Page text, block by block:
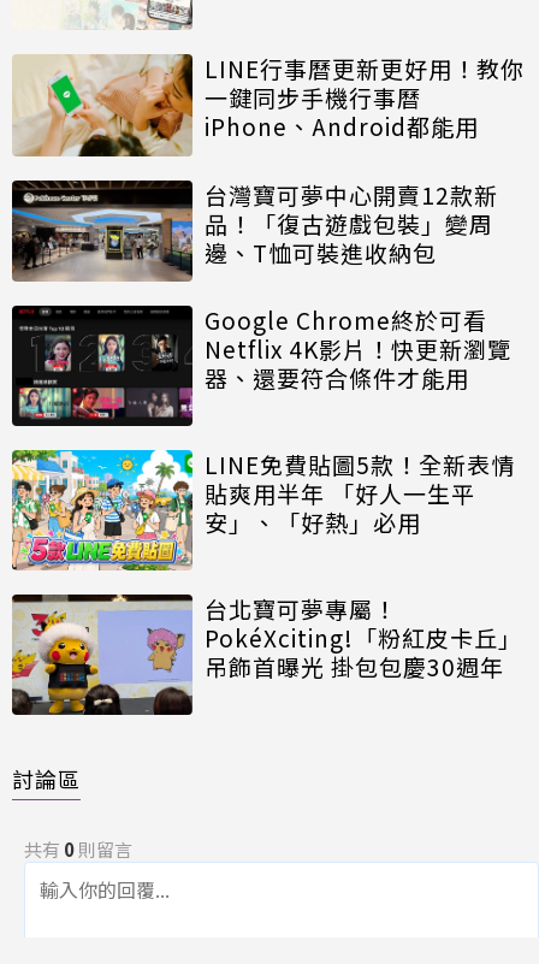
LINE行事曆更新更好用！教你
一鍵同步手機行事曆
iPhone、Android都能用
台灣寶可夢中心開賣12款新
品！「復古遊戲包裝」變周
邊、T恤可裝進收納包
Google Chrome終於可看
Netflix 4K影片！快更新瀏覽
器、還要符合條件才能用
LINE免費貼圖5款！全新表情
貼爽用半年 「好人一生平
安」、「好熱」必用
台北寶可夢專屬！
PokéXciting!「粉紅皮卡丘」
吊飾首曝光 掛包包慶30週年
討論區
共有 0則留言